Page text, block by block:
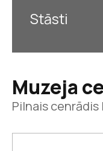
Krišjāņa
Stāsti
Muzeja
Pilnais cenrādis